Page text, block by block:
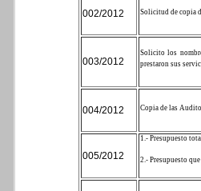
002/2012 Solicitud de copia
003/2012
Solicito los
prestaron sus
004/2012 Copia de las
005/2012
1.- Presupuesto
2.- Presupuesto